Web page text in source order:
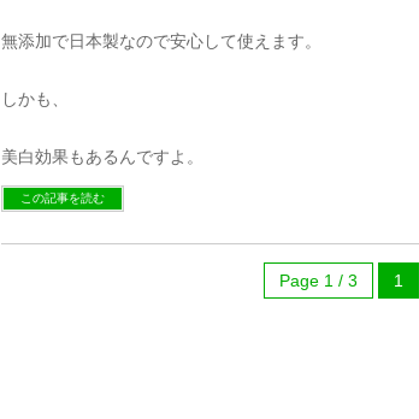
無添加で日本製なので安心して使えます。
しかも、
美白効果もあるんですよ。
この記事を読む
Page 1 / 3 1